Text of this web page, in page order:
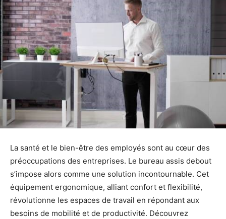
La santé et le bien-être des employés sont au cœur des
préoccupations des entreprises. Le bureau assis debout
s’impose alors comme une solution incontournable. Cet
équipement ergonomique, alliant confort et flexibilité,
révolutionne les espaces de travail en répondant aux
besoins de mobilité et de productivité. Découvrez